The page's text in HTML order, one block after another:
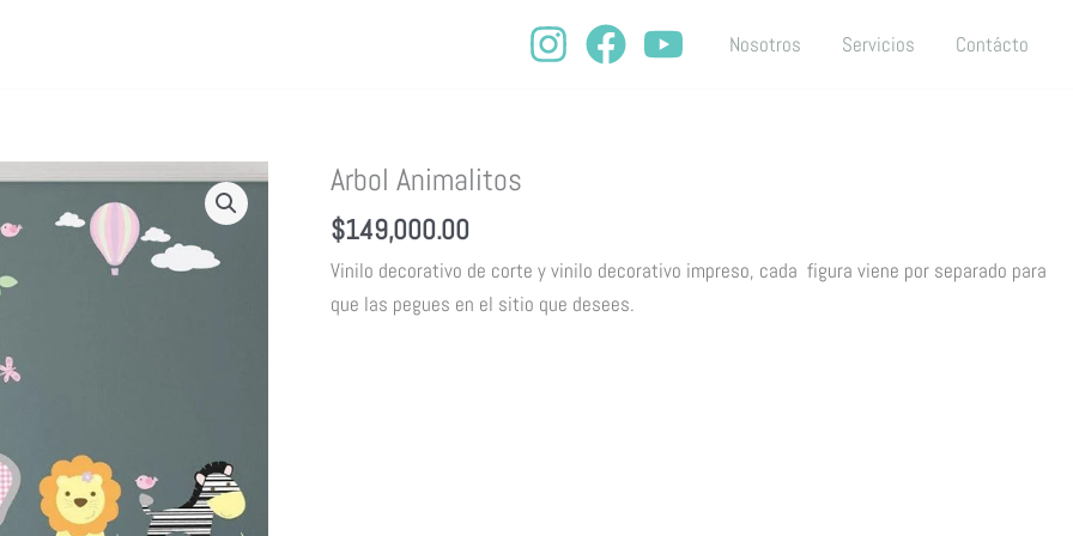
Nosotros Servicios Contácto
Arbol Animalitos
$149,000.00
Vinilo decorativo de corte y vinilo decorativo impreso, cada figura viene por separado para
que las pegues en el sitio que desees.